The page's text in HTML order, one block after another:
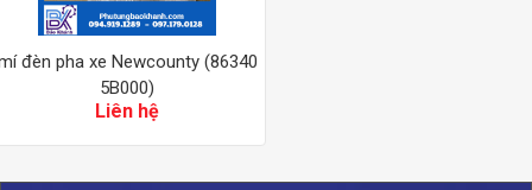
đèn pha xe Newcounty (86340
5B000)
Liên hệ